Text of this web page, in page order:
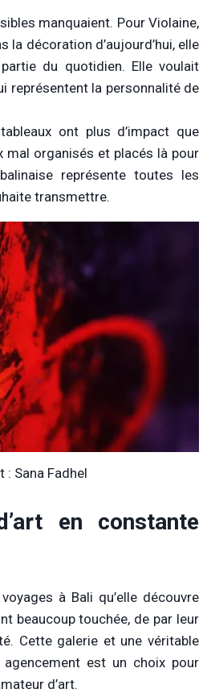
manquaient. Pour Violaine,
la décoration d’aujourd’hui, elle
du quotidien. Elle voulait
représentent la personnalité de
ont plus d’impact que
mal organisés et placés là pour
représente toutes les
transmettre.
: Sana Fadhel
en constante
à Bali qu’elle découvre
beaucoup touchée, de par leur
Cette galerie et une véritable
agencement est un choix pour
d’art.